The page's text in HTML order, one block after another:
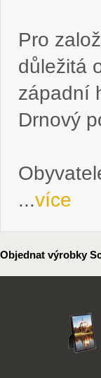
Pro
důležitá
západní
Drnový
...více
Objednat výrobky